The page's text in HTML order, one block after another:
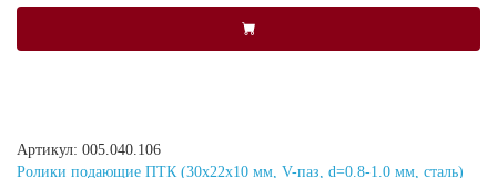
Артикул: 005.040.106
Ролики подающие ПТК (30х22х10 мм, V-паз, d=0.8-1.0 мм, сталь)